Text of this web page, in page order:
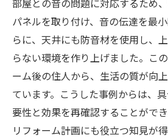
パネルを取り付け、音の伝達を最
らに、天井にも防音材を使用し、
らない環境を作り上げました。こ
ーム後の住人から、生活の質が向
ています。こうした事例からは、
要性と効果を再確認することがで
リフォーム計画にも役立つ知見が